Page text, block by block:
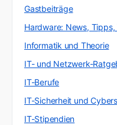
Gastbeiträge
Hardware: News,
Informatik und Theorie
IT- und Netzwerk-
IT-Berufe
IT-Sicherheit und
IT-Stipendien